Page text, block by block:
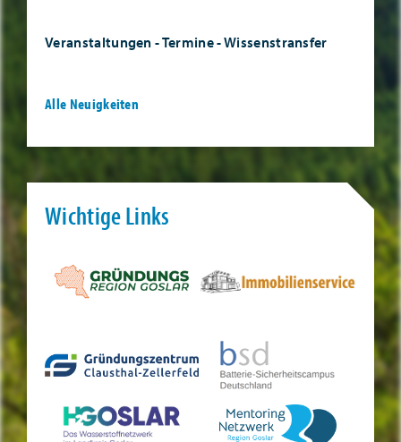
Veranstaltungen - Termine - Wissenstransfer
Alle Neuigkeiten
Wichtige Links